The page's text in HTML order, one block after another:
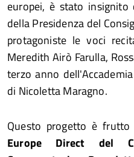
europei, è stato
della Presidenza del
protagoniste le voci
Meredith Airò Farulla,
terzo anno
di Nicoletta Maragno.
Questo progetto è
Europe Direct del